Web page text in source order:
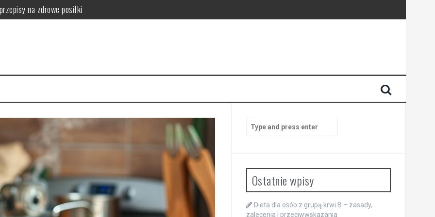
na zdrowe posiłki
i mięśni
skóry
i przeciwwskazania
Search
for:
Ostatnie wpisy
Dieta dla osób z grupą krwi B – zasady,
zalecenia i przeciwwskazania